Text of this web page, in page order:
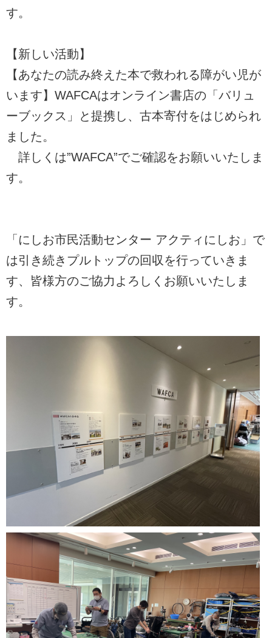
す。
【新しい活動】
【あなたの読み終えた本で救われる障がい児が
います】WAFCAはオンライン書店の「バリュ
ーブックス」と提携し、古本寄付をはじめられ
ました。
詳しくは”WAFCA”でご確認をお願いいたしま
す。
「にしお市民活動センター アクティにしお」で
は引き続きプルトップの回収を行っていきま
す、皆様方のご協力よろしくお願いいたしま
す。